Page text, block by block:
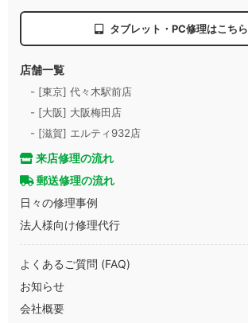
タブレット・PC修理はこちら
店舗一覧
- [東京] 代々木駅前店
- [大阪] 大阪梅田店
- [滋賀] エルティ932店
来店修理の流れ
郵送修理の流れ
日々の修理事例
法人様向け修理代行
よくあるご質問 (FAQ)
お知らせ
会社概要